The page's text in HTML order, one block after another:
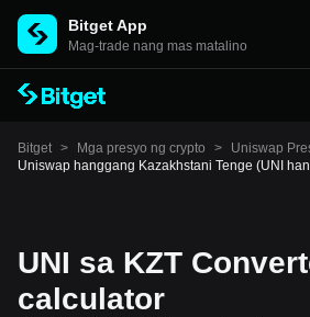
Bitget App
Mag-trade nang mas matalino
Bitget > Mga presyo ng crypto > Uniswap
Uniswap hanggang Kazakhstani Tenge (UNI
UNI sa KZT
calculator